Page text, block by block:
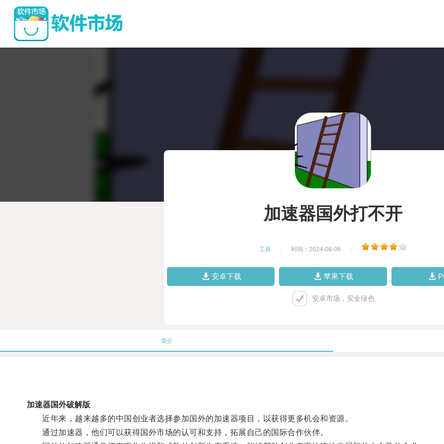
加速器国外打不开
工具 时间：2024-08-06
安卓下载 苹果下载
安卓市场，安全绿色
简介
加速器国外破解版
近年来，越来越多的中国创业者选择参加国外的加速器项目，以获得更多机会和资源。
通过加速器，他们可以获得国外市场的认可和支持，拓展自己的国际合作伙伴。